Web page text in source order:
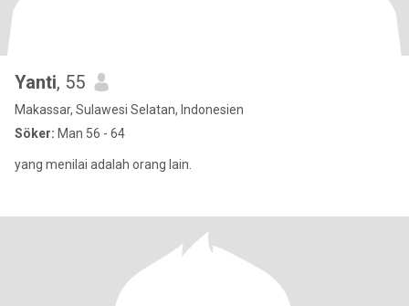
Yanti, 55
Makassar, Sulawesi Selatan, Indonesien
Söker: Man 56 - 64
yang menilai adalah orang lain.